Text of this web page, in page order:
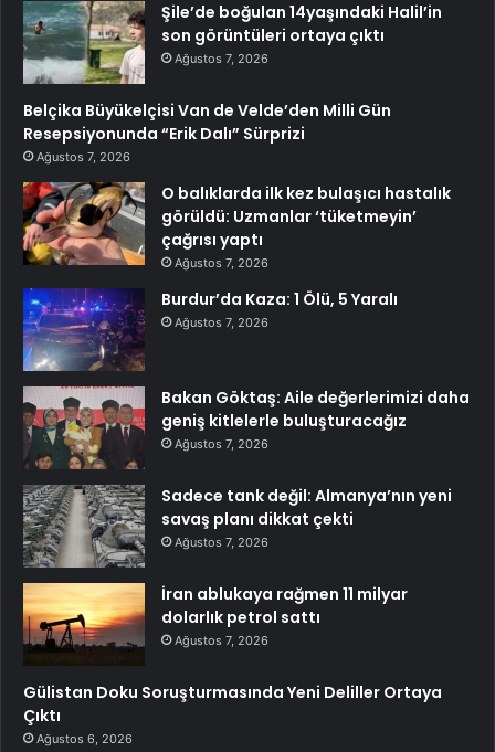
Şile’de boğulan 14yaşındaki Halil’in
son görüntüleri ortaya çıktı
Ağustos 7, 2026
Belçika Büyükelçisi Van de Velde’den Milli Gün
Resepsiyonunda “Erik Dalı” Sürprizi
Ağustos 7, 2026
O balıklarda ilk kez bulaşıcı hastalık
görüldü: Uzmanlar ‘tüketmeyin’
çağrısı yaptı
Ağustos 7, 2026
Burdur’da Kaza: 1 Ölü, 5 Yaralı
Ağustos 7, 2026
Bakan Göktaş: Aile değerlerimizi daha
geniş kitlelerle buluşturacağız
Ağustos 7, 2026
Sadece tank değil: Almanya’nın yeni
savaş planı dikkat çekti
Ağustos 7, 2026
İran ablukaya rağmen 11 milyar
dolarlık petrol sattı
Ağustos 7, 2026
Gülistan Doku Soruşturmasında Yeni Deliller Ortaya
Çıktı
Ağustos 6, 2026